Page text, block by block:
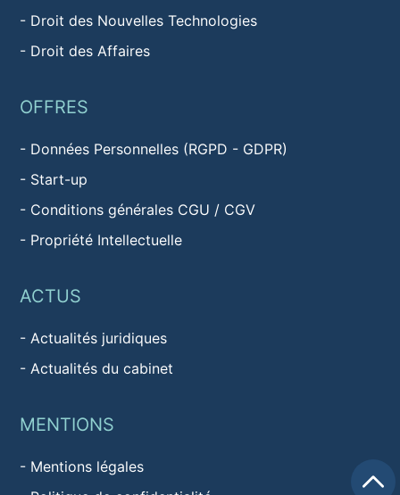
- Droit des Nouvelles Technologies
- Droit des Affaires
OFFRES
- Données Personnelles (RGPD - GDPR)
- Start-up
- Conditions générales CGU / CGV
- Propriété Intellectuelle
ACTUS
- Actualités juridiques
- Actualités du cabinet
MENTIONS
- Mentions légales